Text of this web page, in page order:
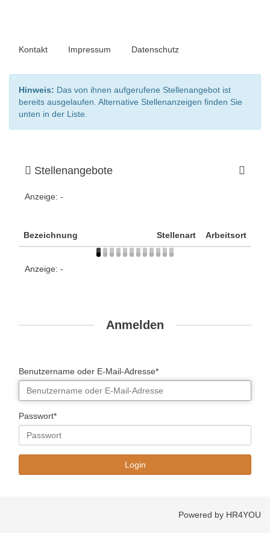
Kontakt Impressum Datenschutz
Hinweis: Das von ihnen aufgerufene Stellenangebot ist
bereits ausgelaufen. Alternative Stellenanzeigen finden Sie
unten in der Liste.
Stellenangebote
Anzeige: -
Bezeichnung Stellenart Arbeitsort
Anzeige: -
Anmelden
Benutzername oder E-Mail-Adresse*
Passwort*
Powered by HR4YOU